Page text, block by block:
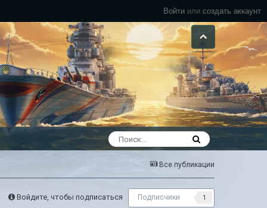
Войти или создать аккаунт
Все публикации
Войдите, чтобы подписаться Подписчики 1